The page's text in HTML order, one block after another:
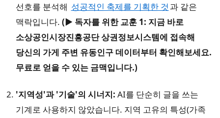
선호를 분석해 성공적인 축제를 기획한 것 과 같은
맥락입니다. (▶︎ 독자를 위한 교훈 1: 지금 바로
소상공인시장진흥공단 상권정보시스템에 접속해
당신의 가게 주변 유동인구 데이터부터 확인해보세요.
무료로 얻을 수 있는 금맥입니다.)
'지역성'과 '기술'의 시너지: AI를 단순히 글을 쓰는
기계로 사용하지 않았습니다. 지역 고유의 특성(가족